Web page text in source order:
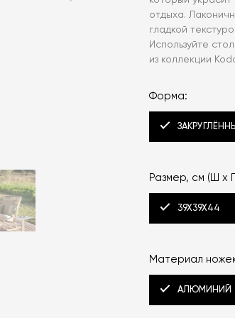
отдыха.
гладкой
Используйте
из коллекции
Форма:
Размер, см (Ш x
39X39X44
Материал
АЛЮМИНИЙ